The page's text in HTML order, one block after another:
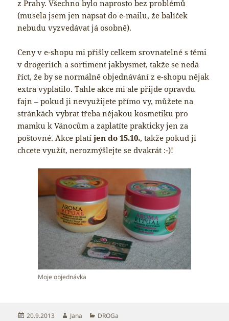
z Prahy. Všechno bylo naprosto bez problémů
(musela jsem jen napsat do e-mailu, že balíček
nebudu vyzvedávat já osobně).
Ceny v e-shopu mi přišly celkem srovnatelné s těmi
v drogeriích a sortiment jakbysmet, takže se nedá
říct, že by se normálně objednávání z e-shopu nějak
extra vyplatilo. Tahle akce mi ale přijde opravdu
fajn – pokud ji nevyužijete přímo vy, můžete na
stránkách vybrat třeba nějakou kosmetiku pro
mamku k Vánocům a zaplatíte prakticky jen za
poštovné. Akce platíjen do 15.10., takže pokud ji
chcete využít, nerozmýšlejte se dvakrát :-)!
Moje objednávka
Publikováno:
20.9.2013 Autor:
Jana Rubriky:
DROGa